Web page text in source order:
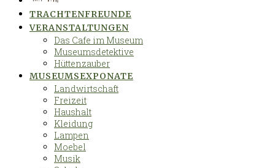
TRACHTENFREUNDE
VERANSTALTUNGEN
Das Cafe im Museum
Museumsdetektive
Hüttenzauber
MUSEUMSEXPONATE
Landwirtschaft
Freizeit
Haushalt
Kleidung
Lampen
Moebel
Musik